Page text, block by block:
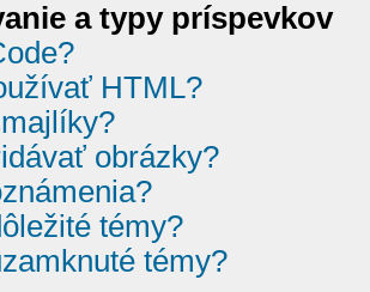
a typy príspevkov
HTML?
obrázky?
témy?
témy?